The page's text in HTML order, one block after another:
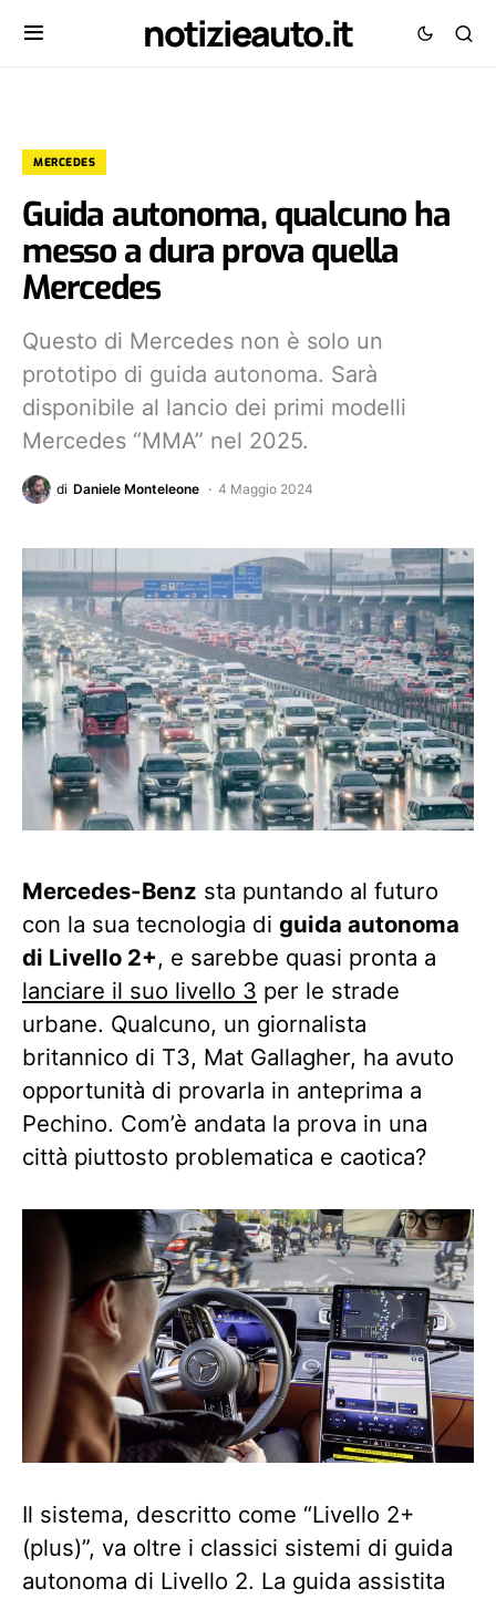
notizieauto.it
MERCEDES
Guida autonoma, qualcuno ha
messo a dura prova quella
Mercedes
Questo di Mercedes non è solo un
prototipo di guida autonoma. Sarà
disponibile al lancio dei primi modelli
Mercedes “MMA” nel 2025.
di Daniele Monteleone 4 Maggio 2024
Mercedes-Benz sta puntando al futuro
con la sua tecnologia di guida autonoma
di Livello 2+, e sarebbe quasi pronta a
lanciare il suo livello 3 per le strade
urbane. Qualcuno, un giornalista
britannico di T3, Mat Gallagher, ha avuto
opportunità di provarla in anteprima a
Pechino. Com’è andata la prova in una
città piuttosto problematica e caotica?
Il sistema, descritto come “Livello 2+
(plus)”, va oltre i classici sistemi di guida
autonoma di Livello 2. La guida assistita